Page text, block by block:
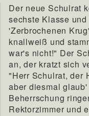
Der neue Schulrat
sechste Klasse
'Zerbrochenen
knallweiß und
war's nicht!" Der
an, der kratzt sich
"Herr Schulrat, der
aber diesmal
Beherrschung
Rektorzimmer und